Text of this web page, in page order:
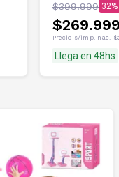
$399.999 32
$269.999
Precio s/imp. nac.
Llega en 48hs